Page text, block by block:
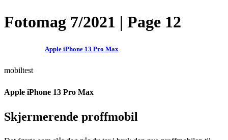
Fotomag 7/2021 | Page 12
Apple iPhone 13 Pro Max
mobiltest
Apple iPhone 13 Pro Max
Skjermerende proffmobil